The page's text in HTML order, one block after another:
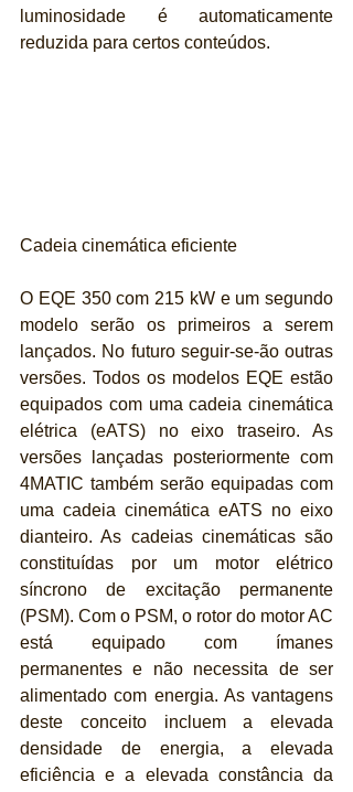
luminosidade é automaticamente
reduzida para certos conteúdos.
Cadeia cinemática eficiente
O EQE 350 com 215 kW e um segundo
modelo serão os primeiros a serem
lançados. No futuro seguir-se-ão outras
versões. Todos os modelos EQE estão
equipados com uma cadeia cinemática
elétrica (eATS) no eixo traseiro. As
versões lançadas posteriormente com
4MATIC também serão equipadas com
uma cadeia cinemática eATS no eixo
dianteiro. As cadeias cinemáticas são
constituídas por um motor elétrico
síncrono de excitação permanente
(PSM). Com o PSM, o rotor do motor AC
está equipado com ímanes
permanentes e não necessita de ser
alimentado com energia. As vantagens
deste conceito incluem a elevada
densidade de energia, a elevada
eficiência e a elevada constância da